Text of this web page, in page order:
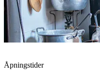
Åpningstider